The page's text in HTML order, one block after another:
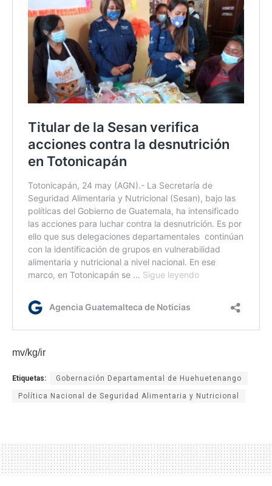
mv/kg/ir
Etiquetas: Gobernación Departamental de Huehuetenango
Política Nacional de Seguridad Alimentaria y Nutricional